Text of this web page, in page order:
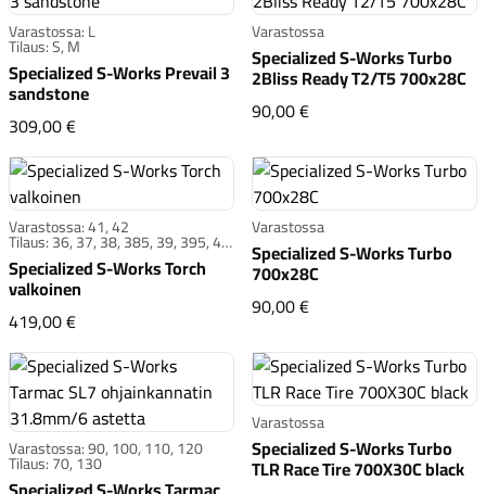
Varastossa: L
Tilaus: S, M
Specialized S-Works Prevail 3
sandstone
309,00 €Specialized S-Works Prevail 3 sandstone
Varastossa
Specialized S-Works Turbo
2Bliss Ready T2/T5 700x28C
90,00 €Specialized S-Works
Varastossa: 41, 42
Tilaus: 36, 37, 38, 385, 39, 395, 40,
405, 415, 425, 43, 435, 44, 445,
45, 455, 46, 465, 47, 48, 49
Specialized S-Works Torch
valkoinen
419,00 €Specialized S-Works Torch valkoinen
Varastossa
Specialized S-Works Turbo
700x28C
90,00 €Specialized S-Works
Varastossa: 90, 100, 110, 120
Tilaus: 70, 130
Varastossa
Specialized S-Works Turbo
TLR Race Tire 700X30C black